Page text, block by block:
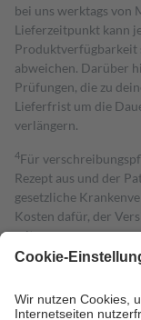
bei uns werktags von
Lieferzeitpunkt kann
Produktverfügbarkeit
abweichen. Darüber
Prüfungen, die zu
Lieferfrist um die
verlängern.
4Für
Rezept aus und der
gesetzliche
Kosten dafür, der
mit.
Grundsätzlich leisten
höchstens zehn Euro.
Kosten der Leistung